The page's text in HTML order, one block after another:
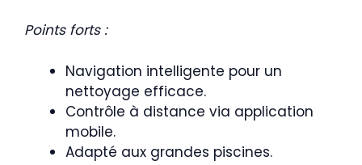
Points forts :
Navigation intelligente pour un
nettoyage efficace.
Contrôle à distance via application
mobile.
Adapté aux grandes piscines.